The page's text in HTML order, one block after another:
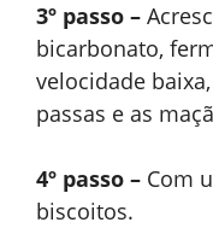
3º passo –
bicarbonato,
velocidade
passas e as
4º passo – Com
biscoitos.